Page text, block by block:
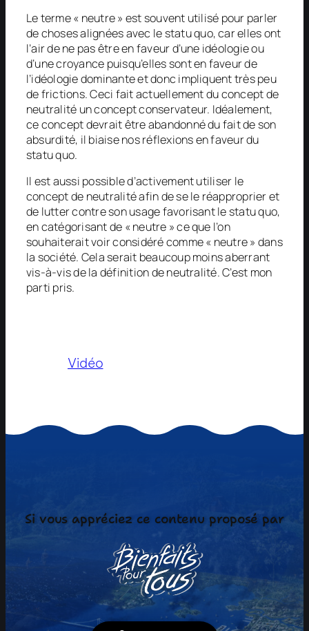
Le terme « neutre » est souvent utilisé pour parler
de choses alignées avec le statu quo, car elles ont
l’air de ne pas être en faveur d’une idéologie ou
d’une croyance puisqu’elles sont en faveur de
l’idéologie dominante et donc impliquent très peu
de frictions. Ceci fait actuellement du concept de
neutralité un concept conservateur. Idéalement,
ce concept devrait être abandonné du fait de son
absurdité, il biaise nos réflexions en faveur du
statu quo.
Il est aussi possible d’activement utiliser le
concept de neutralité afin de se le réapproprier et
de lutter contre son usage favorisant le statu quo,
en catégorisant de « neutre » ce que l’on
souhaiterait voir considéré comme « neutre » dans
la société. Cela serait beaucoup moins aberrant
vis-à-vis de la définition de neutralité. C’est mon
parti pris.
Vidéo
Si vous appréciez ce contenu proposé par